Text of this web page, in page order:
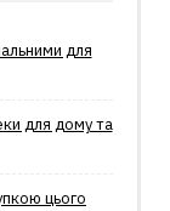
для
для дому та
цього